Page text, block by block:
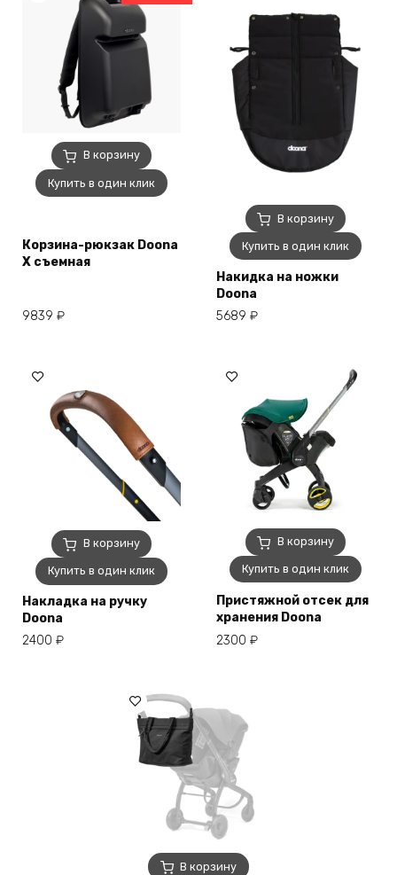
В корзину
Купить в один клик
Корзина-рюкзак Doona
X съемная
9839 ₽
В корзину
Купить в один клик
Накидка на ножки
Doona
5689 ₽
В корзину
Купить в один клик
Накладка на ручку
Doona
2400 ₽
В корзину
Купить в один клик
Пристяжной отсек для
хранения Doona
2300 ₽
В корзину